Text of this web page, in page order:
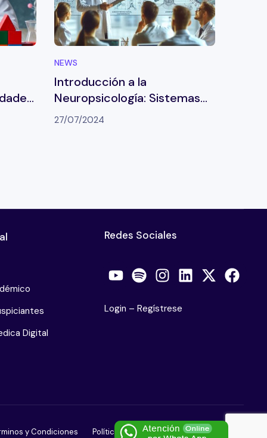
NEWS
Introducción a la
Neuropsicología: Sistemas
de memoria
27/07/2024
Digital
Redes Sociales
Login – Regístrese
y Condiciones Políticas de Privacidad